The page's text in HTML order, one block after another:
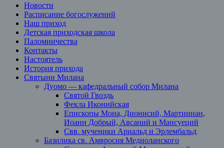
Новости
Расписание богослужений
Наш приход
Детская приходская школа
Паломничества
Контакты
Настоятель
История прихода
Святыни Милана
Дуомо — кафедральный собор Милана
Святой Гвоздь
Фекла Иконийская
Епископы Мона, Дионисий, Мартиниан,
Иоанн Добрый, Авсаний и Мансуеций
Свв. мученики Ариальд и Эрлембальд
Базилика св. Амвросия Медиоланского